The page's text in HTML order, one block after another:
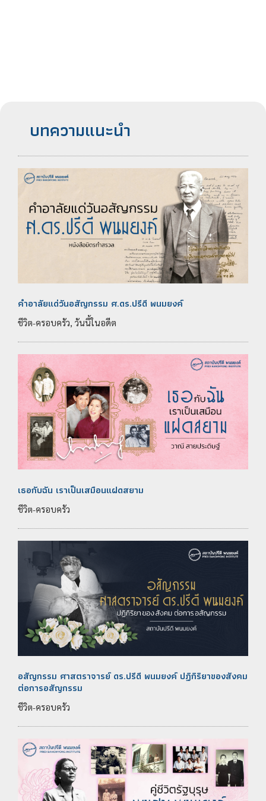
บทความแนะนำ
คำอาลัยแด่วันอสัญกรรม ศ.ดร.ปรีดี พนมยงค์
ชีวิต-ครอบครัว, วันนี้ในอดีต
เธอกับฉัน เราเป็นเสมือนแฝดสยาม
ชีวิต-ครอบครัว
อสัญกรรม ศาสตราจารย์ ดร.ปรีดี พนมยงค์ ปฏิกิริยาของสังคม
ต่อการอสัญกรรม
ชีวิต-ครอบครัว